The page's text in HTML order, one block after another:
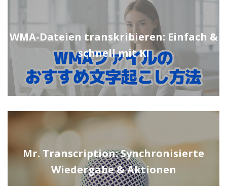
WMA-Dateien transkribieren: Einfach &
schnell mit KI
Mr. Transcription: Synchronisierte
Wiedergabe & Aktionen